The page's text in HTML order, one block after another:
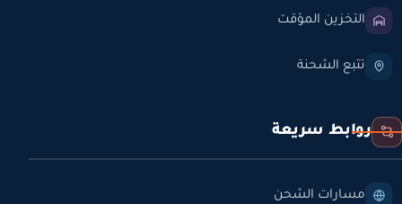
التخزين المؤقت
تتبع الشحنة
روابط سريعة
مسارات الشحن